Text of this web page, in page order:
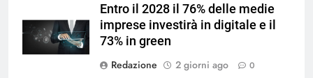
Entro il 2028 il 76% delle medie
imprese investirà in digitale e il
73% in green
Redazione
2 giorni ago 0